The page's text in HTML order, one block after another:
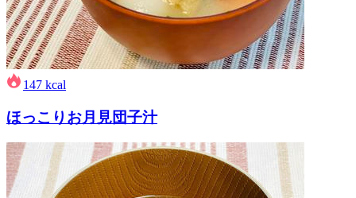
147 kcal
ほっこりお月見団子汁